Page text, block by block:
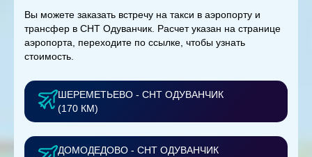
Вы можете заказать встречу на такси в аэропорту и
трансфер в СНТ Одуванчик. Расчет указан на странице
аэропорта, переходите по ссылке, чтобы узнать
стоимость.
ШЕРЕМЕТЬЕВО - СНТ ОДУВАНЧИК
(170 КМ)
ДОМОДЕДОВО - СНТ ОДУВАНЧИК